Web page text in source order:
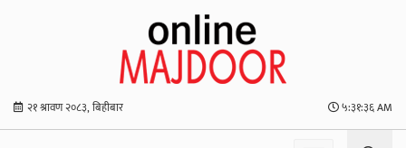
२१ श्रावण २०८३, बिहीबार ५:३१:३६ AM